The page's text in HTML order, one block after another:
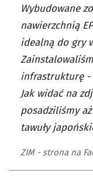
Wybudowane
nawierzchnią
idealną do gry
infrastrukturę -
Jak widać na
posadziliśmy
tawuły
ZIM - strona na